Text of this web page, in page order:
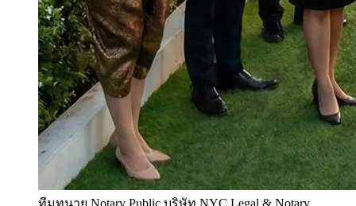
ทีมทนาย Notary Public บริษัท NYC Legal & Notary